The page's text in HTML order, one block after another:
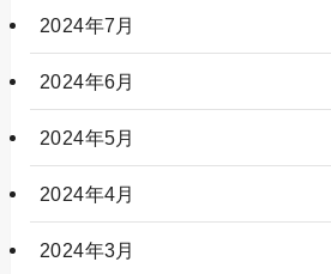
2024年7月
2024年6月
2024年5月
2024年4月
2024年3月